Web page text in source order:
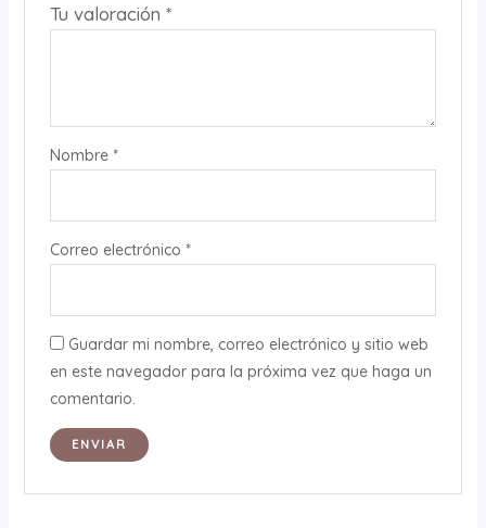
Tu valoración *
Nombre *
Correo electrónico *
Guardar mi nombre, correo electrónico y sitio web
en este navegador para la próxima vez que haga un
comentario.